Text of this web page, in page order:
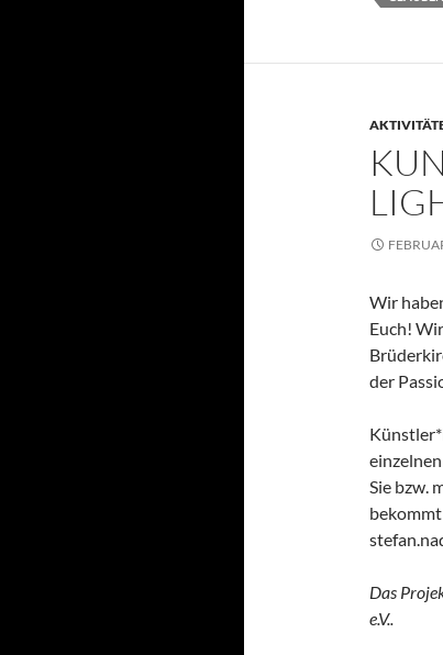
Wir
Euch!
der
Sie bzw.
Das
e.V..